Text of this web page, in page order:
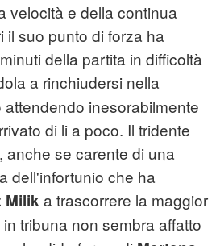
velocità e della continua
il suo punto di forza ha
della partita in difficoltà
a rinchiudersi nella
inesorabilmente
di li a poco. Il tridente
anche se carente di una
dell'infortunio che ha
Milika trascorrere la maggior
tribuna non sembra affatto